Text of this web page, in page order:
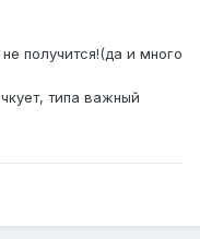
получится!(да и много
типа важный